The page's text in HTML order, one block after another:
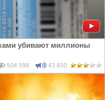
убивают миллионы
504 599 43 650